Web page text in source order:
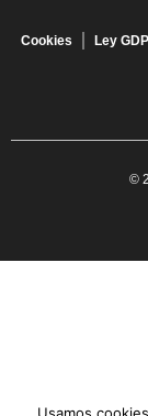
Cookies Ley
©